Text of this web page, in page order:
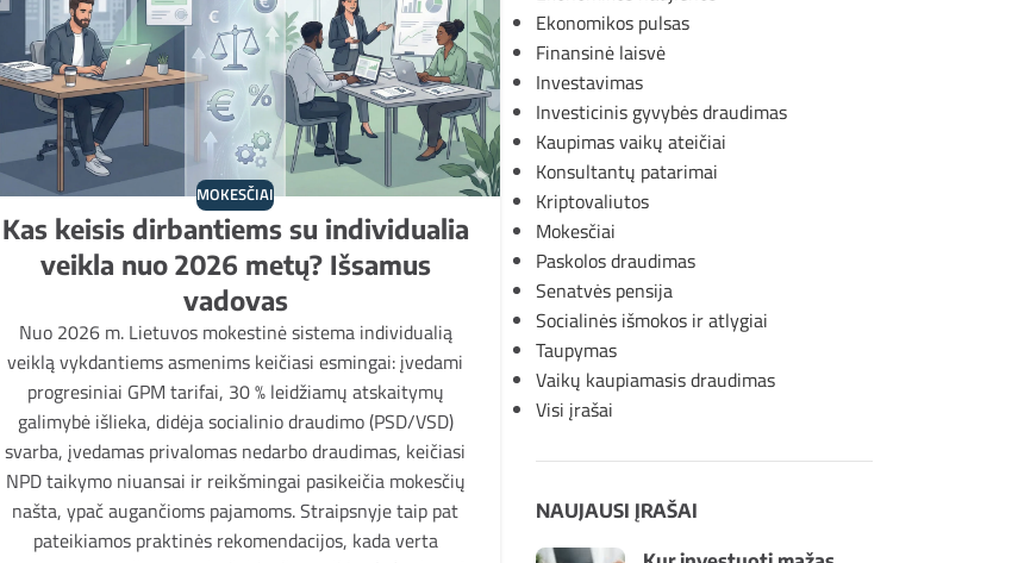
MOKESČIAI
Kas keisis dirbantiems su individualia
veikla nuo 2026 metų? Išsamus
vadovas
Nuo 2026 m. Lietuvos mokestinė sistema individualią
veiklą vykdantiems asmenims keičiasi esmingai: įvedami
progresiniai GPM tarifai, 30 % leidžiamų atskaitymų
galimybė išlieka, didėja socialinio draudimo (PSD/VSD)
svarba, įvedamas privalomas nedarbo draudimas, keičiasi
NPD taikymo niuansai ir reikšmingai pasikeičia mokesčių
našta, ypač augančioms pajamoms. Straipsnyje taip pat
pateikiamos praktinės rekomendacijos, kada verta
Ekonomikos pulsas
Finansinė laisvė
Investavimas
Investicinis gyvybės draudimas
Kaupimas vaikų ateičiai
Konsultantų patarimai
Kriptovaliutos
Mokesčiai
Paskolos draudimas
Senatvės pensija
Socialinės išmokos ir atlygiai
Taupymas
Vaikų kaupiamasis draudimas
Visi įrašai
NAUJAUSI ĮRAŠAI